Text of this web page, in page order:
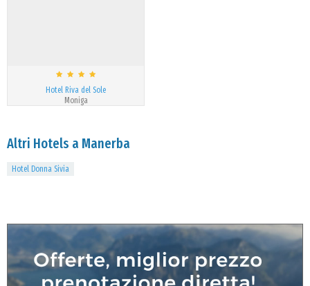
Hotel Riva del Sole
Moniga
Altri Hotels a Manerba
Hotel Donna Sivia